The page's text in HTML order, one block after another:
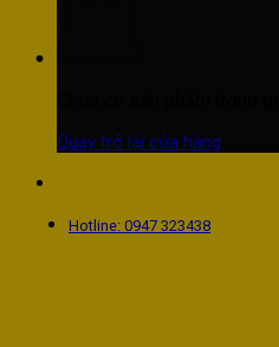
Quay trở lại cửa hàng
Hotline: 0947 323438